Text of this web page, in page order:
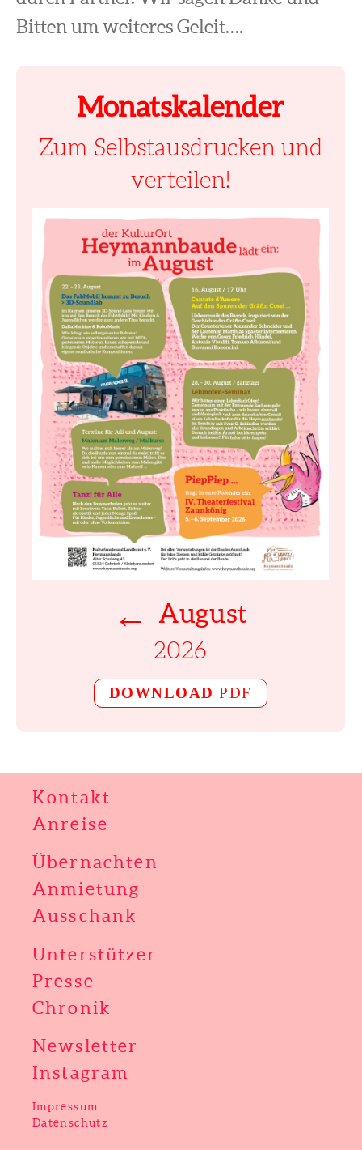
Bitten um weiteres Geleit….
Monatskalender
Zum Selbstausdrucken und
verteilen!
← August
2026
DOWNLOAD PDF
Kontakt
Anreise
Übernachten
Anmietung
Ausschank
Unterstützer
Presse
Chronik
Newsletter
Instagram
Impressum
Datenschutz